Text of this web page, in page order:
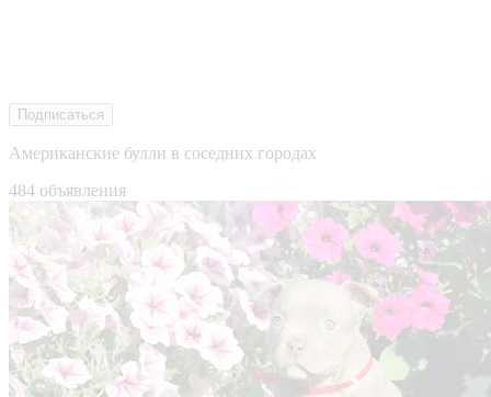
Подписаться
Американские булли в соседних городах
484 объявления